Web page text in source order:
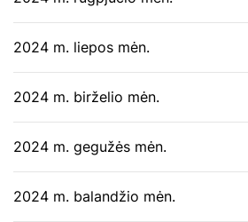
2024 m. liepos mėn.
2024 m. birželio mėn.
2024 m. gegužės mėn.
2024 m. balandžio mėn.